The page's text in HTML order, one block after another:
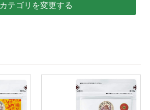
カテゴリを変更する